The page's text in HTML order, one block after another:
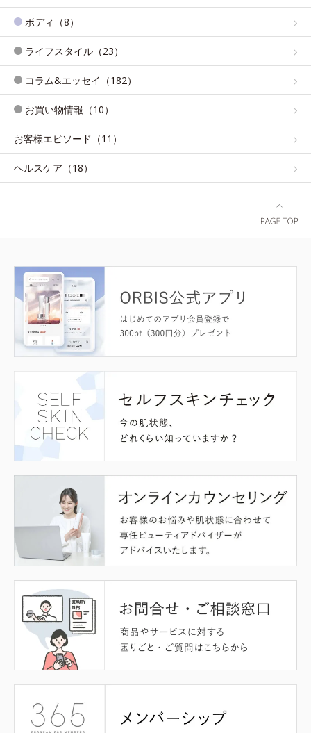
ボディ（8）
ライフスタイル（23）
コラム&エッセイ（182）
お買い物情報（10）
お客様エピソード（11）
ヘルスケア（18）